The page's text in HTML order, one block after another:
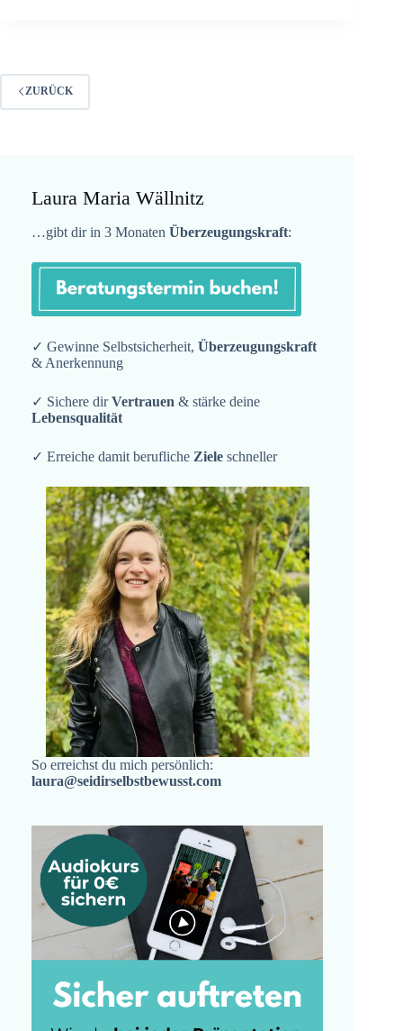
ZURÜCK
Laura Maria Wällnitz
…gibt dir in 3 Monaten Überzeugungskraft:
✓ Gewinne Selbstsicherheit, Überzeugungskraft
& Anerkennung
✓ Sichere dirVertrauen & stärke deine
Lebensqualität
✓ Erreiche damit berufliche Ziele schneller
So erreichst du mich persönlich:
laura@seidirselbstbewusst.com